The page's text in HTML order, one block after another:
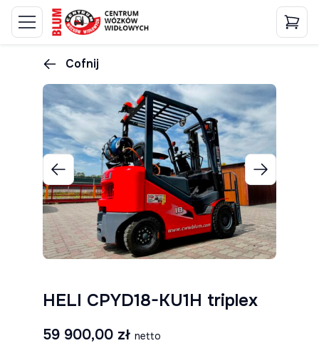
Cofnij
HELI CPYD18-KU1H triplex
59 900,00 zł netto